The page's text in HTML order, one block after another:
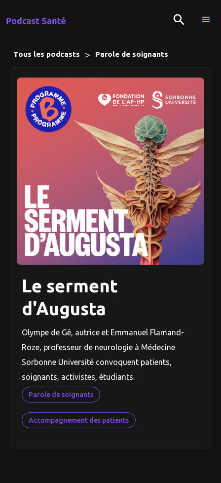
Tous les podcasts > Parole de soignants
Le serment
d'Augusta
Olympe de Gê, autrice et Emmanuel Flamand-
Roze, professeur de neurologie à Médecine
Sorbonne Université convoquent patients,
soignants, activistes, étudiants.
Parole de soignants
Accompagnement des patients